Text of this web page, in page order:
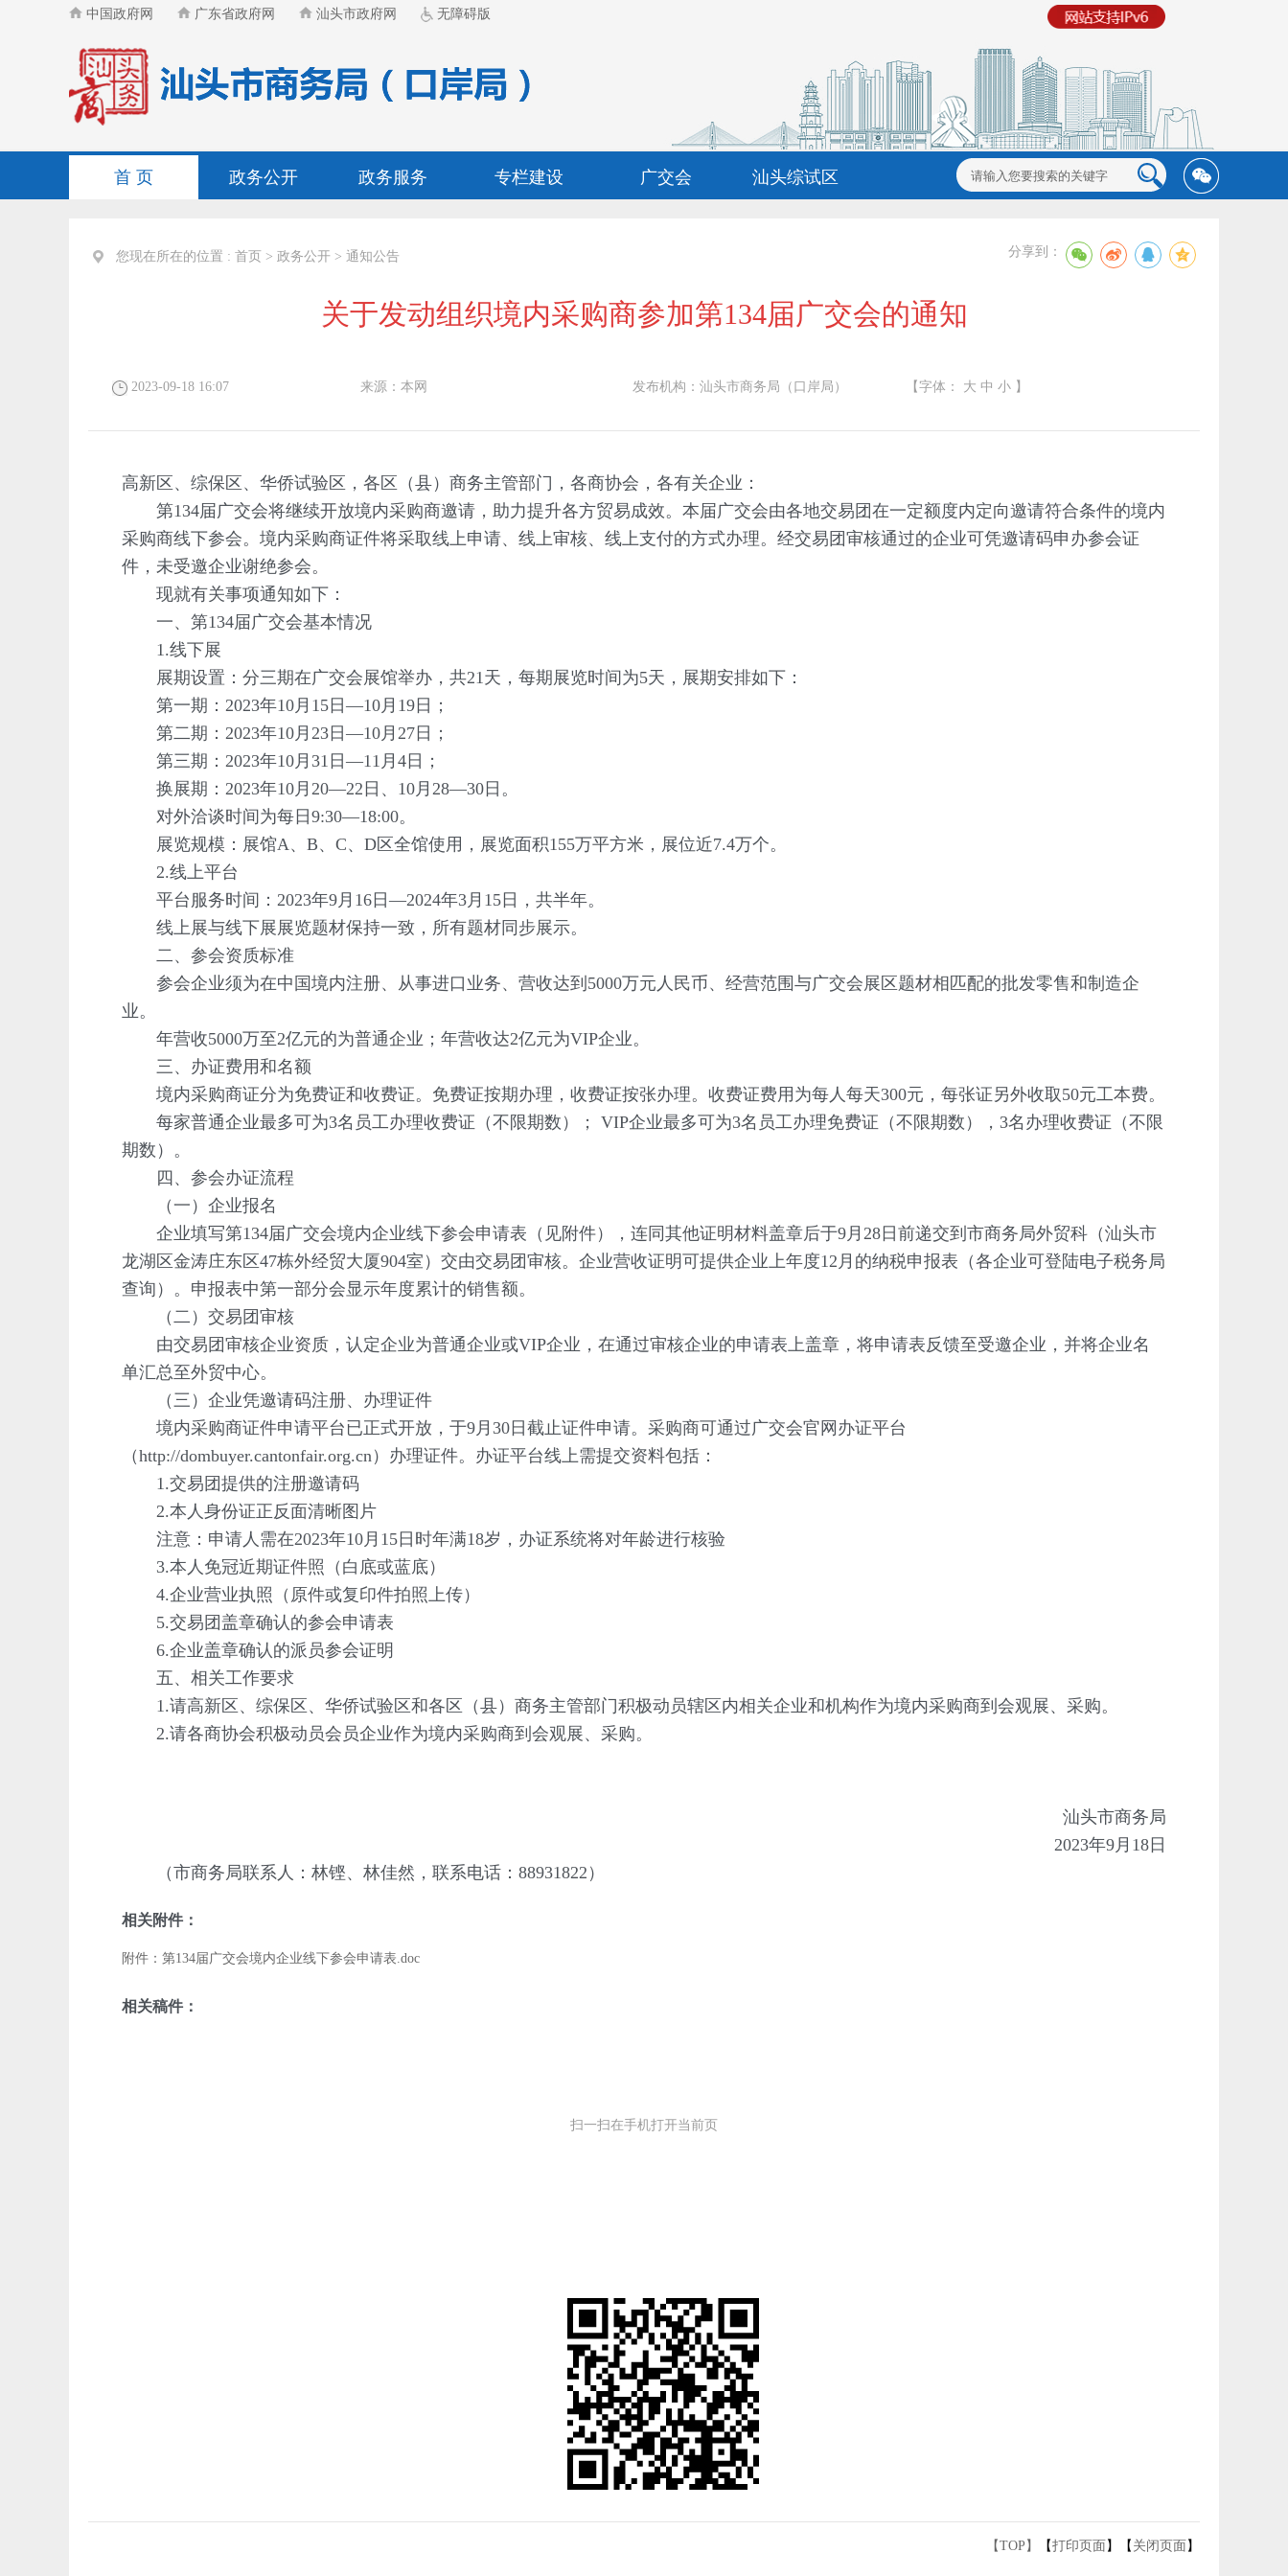
中国政府网 广东省政府网 汕头市政府网 无障碍版
首 页 政务公开 政务服务 专栏建设 广交会 汕头综试区
您现在所在的位置 : 首页 > 政务公开 > 通知公告 分享到：
关于发动组织境内采购商参加第134届广交会的通知
2023-09-18 16:07 来源：本网 发布机构：汕头市商务局（口岸局） 【字体： 大 中 小 】
高新区、综保区、华侨试验区，各区（县）商务主管部门，各商协会，各有关企业：
第134届广交会将继续开放境内采购商邀请，助力提升各方贸易成效。本届广交会由各地交易团在一定额度内定向邀请符合条件的境内
采购商线下参会。境内采购商证件将采取线上申请、线上审核、线上支付的方式办理。经交易团审核通过的企业可凭邀请码申办参会证
件，未受邀企业谢绝参会。
现就有关事项通知如下：
一、第134届广交会基本情况
1.线下展
展期设置：分三期在广交会展馆举办，共21天，每期展览时间为5天，展期安排如下：
第一期：2023年10月15日—10月19日；
第二期：2023年10月23日—10月27日；
第三期：2023年10月31日—11月4日；
换展期：2023年10月20—22日、10月28—30日。
对外洽谈时间为每日9:30—18:00。
展览规模：展馆A、B、C、D区全馆使用，展览面积155万平方米，展位近7.4万个。
2.线上平台
平台服务时间：2023年9月16日—2024年3月15日，共半年。
线上展与线下展展览题材保持一致，所有题材同步展示。
二、参会资质标准
参会企业须为在中国境内注册、从事进口业务、营收达到5000万元人民币、经营范围与广交会展区题材相匹配的批发零售和制造企
业。
年营收5000万至2亿元的为普通企业；年营收达2亿元为VIP企业。
三、办证费用和名额
境内采购商证分为免费证和收费证。免费证按期办理，收费证按张办理。收费证费用为每人每天300元，每张证另外收取50元工本费。
每家普通企业最多可为3名员工办理收费证（不限期数）； VIP企业最多可为3名员工办理免费证（不限期数），3名办理收费证（不限
期数）。
四、参会办证流程
（一）企业报名
企业填写第134届广交会境内企业线下参会申请表（见附件），连同其他证明材料盖章后于9月28日前递交到市商务局外贸科（汕头市
龙湖区金涛庄东区47栋外经贸大厦904室）交由交易团审核。企业营收证明可提供企业上年度12月的纳税申报表（各企业可登陆电子税务局
查询）。申报表中第一部分会显示年度累计的销售额。
（二）交易团审核
由交易团审核企业资质，认定企业为普通企业或VIP企业，在通过审核企业的申请表上盖章，将申请表反馈至受邀企业，并将企业名
单汇总至外贸中心。
（三）企业凭邀请码注册、办理证件
境内采购商证件申请平台已正式开放，于9月30日截止证件申请。采购商可通过广交会官网办证平台
（http://dombuyer.cantonfair.org.cn）办理证件。办证平台线上需提交资料包括：
1.交易团提供的注册邀请码
2.本人身份证正反面清晰图片
注意：申请人需在2023年10月15日时年满18岁，办证系统将对年龄进行核验
3.本人免冠近期证件照（白底或蓝底）
4.企业营业执照（原件或复印件拍照上传）
5.交易团盖章确认的参会申请表
6.企业盖章确认的派员参会证明
五、相关工作要求
1.请高新区、综保区、华侨试验区和各区（县）商务主管部门积极动员辖区内相关企业和机构作为境内采购商到会观展、采购。
2.请各商协会积极动员会员企业作为境内采购商到会观展、采购。
汕头市商务局
2023年9月18日
（市商务局联系人：林铿、林佳然，联系电话：88931822）
相关附件：
附件：第134届广交会境内企业线下参会申请表.doc
相关稿件：
扫一扫在手机打开当前页
【TOP】 【打印页面 】【 关闭页面 】